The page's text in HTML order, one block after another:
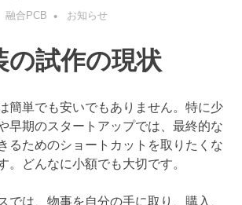
融合PCB お知らせ
の試作の現状
簡単でも安いでもありません。特に少
早期のスタートアップでは、最終的な
るためのショートカットを取りたくな
。どんなに小額でも大切です。
では、物事を自分の手に取り、購入、